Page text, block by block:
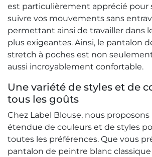
est particulièrement apprécié pour
suivre vos mouvements sans
permettant ainsi de travailler dans
plus exigeantes. Ainsi, le pantalon
stretch à poches est non
aussi incroyablement confortable.
Une variété de styles et de
tous les goûts
Chez Label Blouse, nous
étendue de couleurs et de styles
toutes les préférences. Que vous
pantalon de peintre blanc